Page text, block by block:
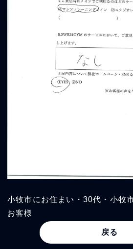
小牧市にお住まい・30代・小牧
お客様
戻る